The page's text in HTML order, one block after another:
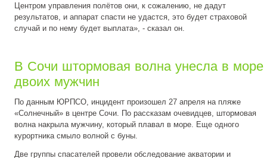
Центром управления полётов они, к сожалению, не дадут
результатов, и аппарат спасти не удастся, это будет страховой
случай и по нему будет выплата», - сказал он.
В Сочи штормовая волна унесла в море
двоих мужчин
По данным ЮРПСО, инцидент произошел 27 апреля на пляже
«Солнечный» в центре Сочи. По рассказам очевидцев, штормовая
волна накрыла мужчину, который плавал в море. Еще одного
курортника смыло волной с буны.
Две группы спасателей провели обследование акватории и